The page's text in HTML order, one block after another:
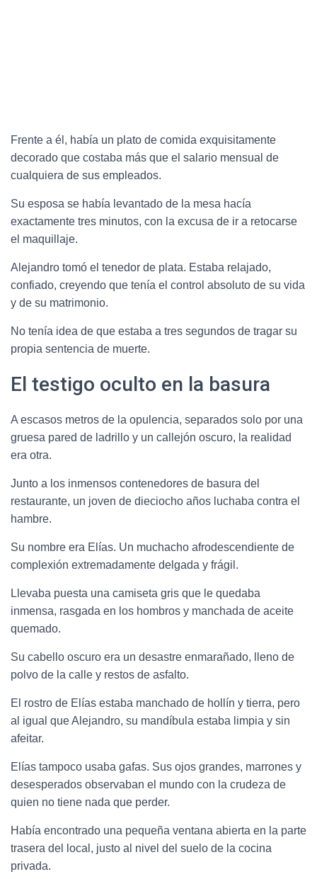
Frente a él, había un plato de comida exquisitamente
decorado que costaba más que el salario mensual de
cualquiera de sus empleados.
Su esposa se había levantado de la mesa hacía
exactamente tres minutos, con la excusa de ir a retocarse
el maquillaje.
Alejandro tomó el tenedor de plata. Estaba relajado,
confiado, creyendo que tenía el control absoluto de su vida
y de su matrimonio.
No tenía idea de que estaba a tres segundos de tragar su
propia sentencia de muerte.
El testigo oculto en la basura
A escasos metros de la opulencia, separados solo por una
gruesa pared de ladrillo y un callejón oscuro, la realidad
era otra.
Junto a los inmensos contenedores de basura del
restaurante, un joven de dieciocho años luchaba contra el
hambre.
Su nombre era Elías. Un muchacho afrodescendiente de
complexión extremadamente delgada y frágil.
Llevaba puesta una camiseta gris que le quedaba
inmensa, rasgada en los hombros y manchada de aceite
quemado.
Su cabello oscuro era un desastre enmarañado, lleno de
polvo de la calle y restos de asfalto.
El rostro de Elías estaba manchado de hollín y tierra, pero
al igual que Alejandro, su mandíbula estaba limpia y sin
afeitar.
Elías tampoco usaba gafas. Sus ojos grandes, marrones y
desesperados observaban el mundo con la crudeza de
quien no tiene nada que perder.
Había encontrado una pequeña ventana abierta en la parte
trasera del local, justo al nivel del suelo de la cocina
privada.